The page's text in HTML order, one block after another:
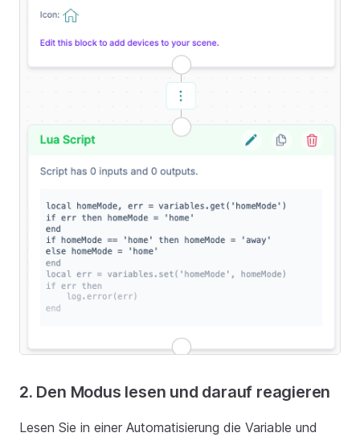
2. Den Modus lesen und darauf reagieren
Lesen Sie in einer Automatisierung die Variable und